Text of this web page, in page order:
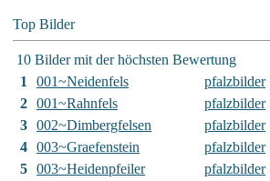
Top Bilder
10 Bilder mit der höchsten Bewertung
1
001~Neidenfels pfalzbilder
2 001~Rahnfels pfalzbilder
3 002~Dimbergfelsen pfalzbilder
4 003~Graefenstein pfalzbilder
5 003~Heidenpfeiler pfalzbilder